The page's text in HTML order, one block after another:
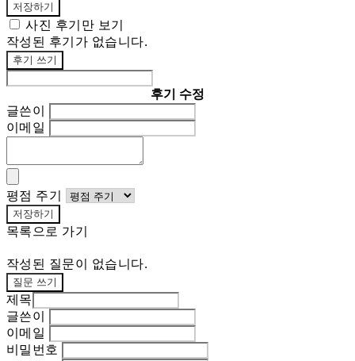
저장하기
사진 후기만 보기
작성된 후기가 없습니다.
후기 쓰기
후기 수정
글쓴이
이메일
평점 주기
저장하기
목록으로 가기
작성된 질문이 없습니다.
질문 쓰기
제목
글쓴이
이메일
비밀번호